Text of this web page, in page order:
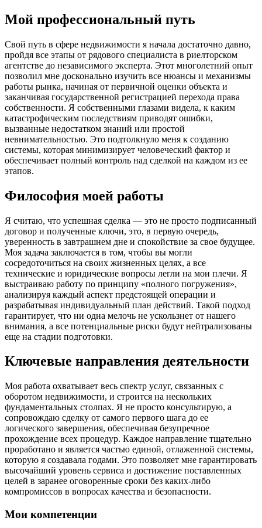
Мой профессиональный путь
Свой путь в сфере недвижимости я начала достаточно давно,
пройдя все этапы от рядового специалиста в риелторском
агентстве до независимого эксперта. Этот многолетний опыт
позволил мне досконально изучить все нюансы и механизмы
работы рынка, начиная от первичной оценки объекта и
заканчивая государственной регистрацией перехода права
собственности. Я собственными глазами видела, к каким
катастрофическим последствиям приводят ошибки,
вызванные недостатком знаний или простой
невнимательностью. Это подтолкнуло меня к созданию
системы, которая минимизирует человеческий фактор и
обеспечивает полный контроль над сделкой на каждом из ее
этапов.
Философия моей работы
Я считаю, что успешная сделка — это не просто подписанный
договор и полученные ключи, это, в первую очередь,
уверенность в завтрашнем дне и спокойствие за свое будущее.
Моя задача заключается в том, чтобы вы могли
сосредоточиться на своих жизненных целях, а все
технические и юридические вопросы легли на мои плечи. Я
выстраиваю работу по принципу «полного погружения»,
анализируя каждый аспект предстоящей операции и
разрабатывая индивидуальный план действий. Такой подход
гарантирует, что ни одна мелочь не ускользнет от нашего
внимания, а все потенциальные риски будут нейтрализованы
еще на стадии подготовки.
Ключевые направления деятельности
Моя работа охватывает весь спектр услуг, связанных с
оборотом недвижимости, и строится на нескольких
фундаментальных столпах. Я не просто консультирую, а
сопровождаю сделку от самого первого шага до ее
логического завершения, обеспечивая безупречное
прохождение всех процедур. Каждое направление тщательно
проработано и является частью единой, отлаженной системы,
которую я создавала годами. Это позволяет мне гарантировать
высочайший уровень сервиса и достижение поставленных
целей в заранее оговоренные сроки без каких-либо
компромиссов в вопросах качества и безопасности.
Мои компетенции